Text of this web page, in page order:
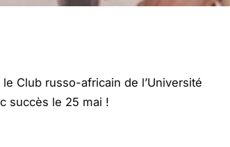
Club russo-africain de l’Université
succès le 25 mai !